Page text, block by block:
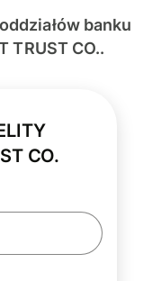
banku
TRUST CO..
CO.